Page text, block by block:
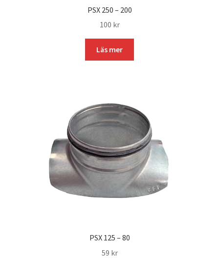
PSX 250 – 200
100 kr
Läs mer
PSX 125 – 80
59 kr